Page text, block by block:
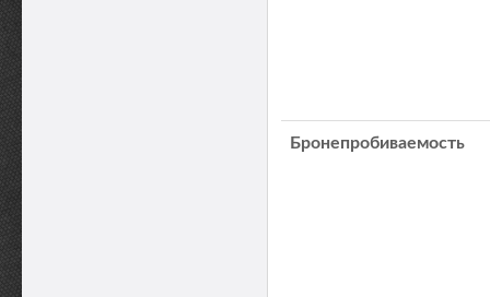
Бронепробиваемость